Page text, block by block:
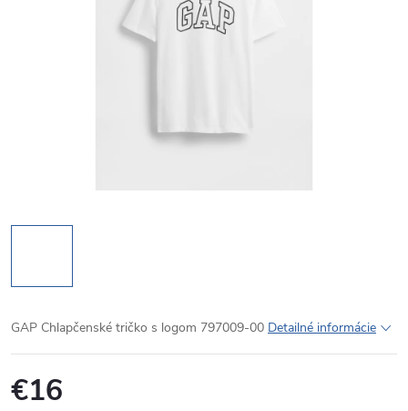
GAP Chlapčenské tričko s logom 797009-00 Detailné informácie
€16